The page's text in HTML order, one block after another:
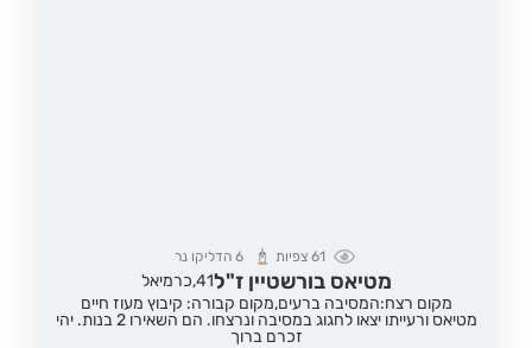
61צפיות 6 הדליקו נר
מטיאס בורשטיין ז"ל41, כרמיאל
מקום רצח:המסיבה ברעים,מקום קבורה: קיבוץ מעוז חיים
מטיאס ורעייתו יצאו לחגוג במסיבה ונרצחו. הם השאירו 2 בנות. יהי
זכרם ברוך